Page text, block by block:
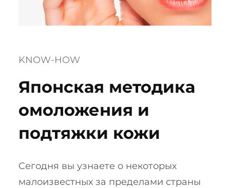
KNOW-HOW
Японская методика
омоложения и
подтяжки кожи
Сегодня вы узнаете о некоторых
малоизвестных за пределами страны